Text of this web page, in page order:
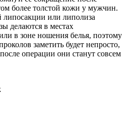
более толстой кожи у мужчин.
или липолиза
делаются в местах
в зоне ношения белья, поэтому
заметить будет непросто,
операции они станут совсем